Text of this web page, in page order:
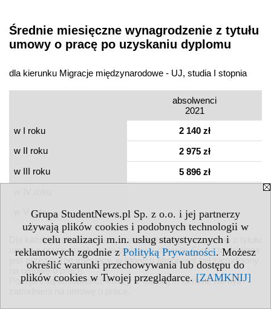
Grupa StudentNews.pl Sp. z o.o. i jej partnerzy
używają plików cookies i podobnych technologii w
celu realizacji m.in. usług statystycznych i
reklamowych zgodnie z Polityką Prywatności. Możesz
określić warunki przechowywania lub dostępu do
plików cookies w Twojej przeglądarce. [ZAMKNIJ]
Średnie miesięczne wynagrodzenie z tytułu
umowy o pracę po uzyskaniu dyplomu
dla kierunku Migracje międzynarodowe - UJ, studia I stopnia
absolwenci
2021
w I roku
2 140 zł
w II roku
2 975 zł
w III roku
5 896 zł
w V roku
Dla każdego absolwenta wyznaczane są łączne zarobki z tytułu
umów o pracę uzyskane w badanym okresie. Suma ta dzielona
jest przez liczbę miesięcy, w których absolwent był zatrudniony
na umowę o pracę.
Pomijani są absolwenci, którzy w badanym okresie nie byli